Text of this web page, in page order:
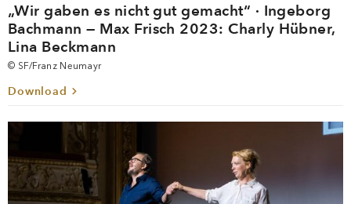
„Wir gaben es nicht gut gemacht“ · Ingeborg
Bachmann — Max Frisch 2023: Charly Hübner,
Lina Beckmann
© SF/Franz Neumayr
Download